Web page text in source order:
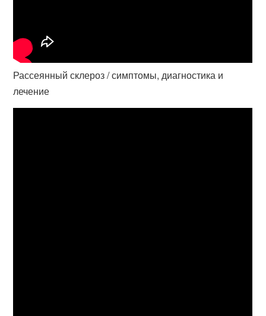
Рассеянный склероз / симптомы, диагностика и
лечение